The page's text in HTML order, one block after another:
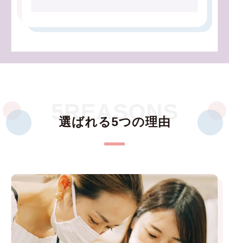
5REASONS
選ばれる5つの理由